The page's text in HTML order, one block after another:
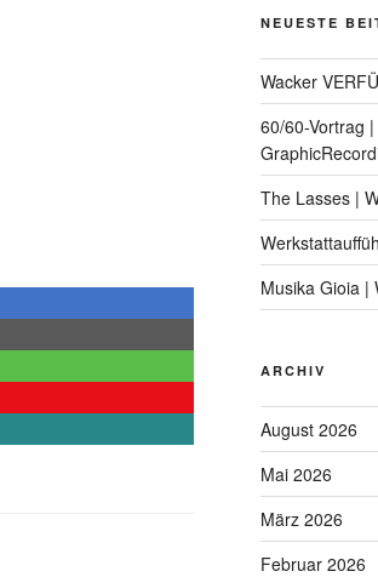
NEUESTE
Wacker
60/60-Vortrag
The Lasses |
Musika Gioia |
ARCHIV
August 2026
Mai 2026
März 2026
Februar 2026